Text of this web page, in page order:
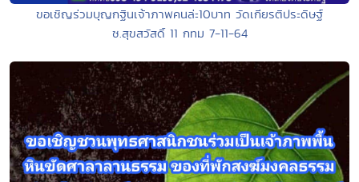
ขอเชิญร่วมบุญกฐินเจ้าภาพคนล่ะ10บาท วัดเกียรติประดิษฐ์
ซ.สุขสวัสดิ์ 11 กทม 7-11-64